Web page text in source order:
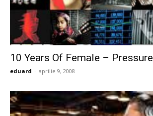
10 Years Of Female – Pressure
eduard - aprilie 9, 2008